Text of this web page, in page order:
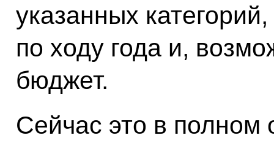
указанных
по ходу года и,
бюджет.
Сейчас это в полном